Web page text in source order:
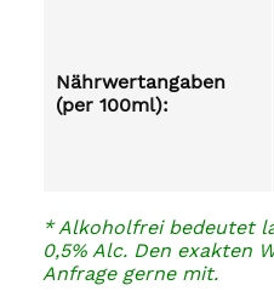
Nährwertangaben
(per 100ml):
* Alkoholfrei bedeutet
0,5% Alc. Den exakten
Anfrage gerne mit.